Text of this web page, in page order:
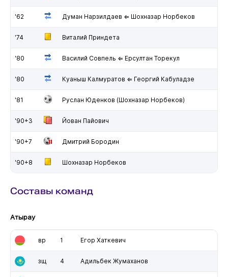
'62 Думан Нарзилдаев ⇐ Шохназар Норбеков
'74 Виталий Приндета
'80 Василий Совпель ⇐ Ерсултан Торекул
'80 Куаныш Калмуратов ⇐ Георгий Кабуладзе
'81 Руслан Юденков (Шохназар Норбеков)
'90+3 Йован Пайович
'90+7 Дмитрий Бородин
'90+8 Шохназар Норбеков
Составы команд
Атырау
вр 1 Егор Хаткевич
зщ 4 Адильбек Жумаханов